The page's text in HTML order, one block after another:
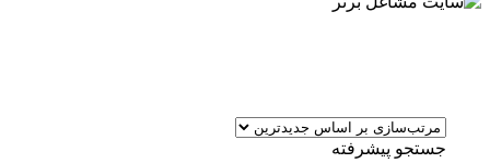
جستجو پیشرفته